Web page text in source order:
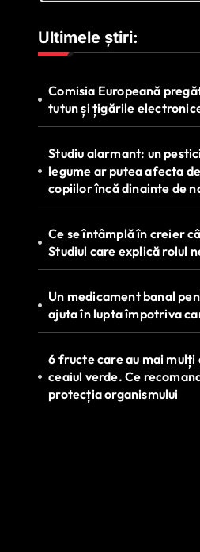
Ultimele știri:
Comisia Europeană
tutun și țigările
Studiu alarmant: un
legume ar putea afecta
copiilor încă dinainte de
Ce se întâmplă în creier
Studiul care explică rolul
Un medicament banal
ajuta în lupta împotriva
6 fructe care au mai
ceaiul verde. Ce
protecția organismului